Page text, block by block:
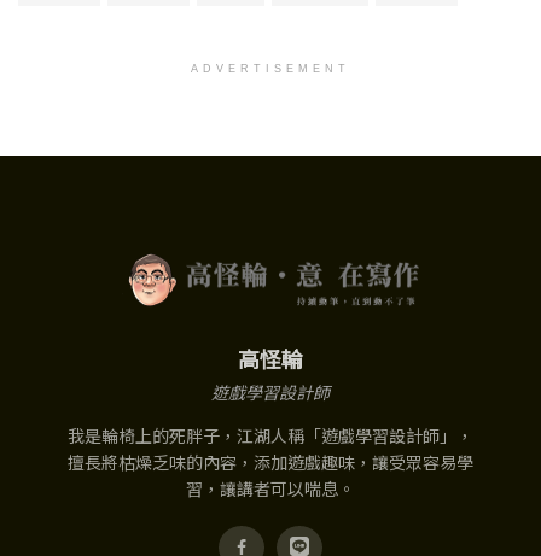
ADVERTISEMENT
高怪輪
遊戲學習設計師
我是輪椅上的死胖子，江湖人稱「遊戲學習設計師」，
擅長將枯燥乏味的內容，添加遊戲趣味，讓受眾容易學
習，讓講者可以喘息。